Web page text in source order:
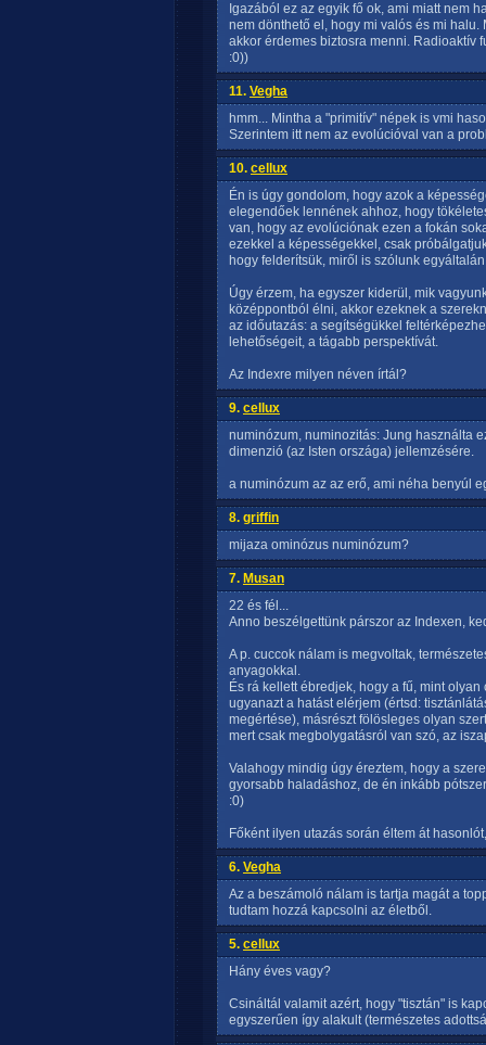
Igazából ez az egyik fő ok, ami miatt nem
nem dönthető el, hogy mi valós és mi
akkor érdemes biztosra menni. Radioaktív
:0))
11. Vegha
hmm... Mintha a "primitív" népek is vmi
Szerintem itt nem az evolúcióval van a
10. cellux
Én is úgy gondolom, hogy azok a
elegendőek lennének ahhoz, hogy
van, hogy az evolúciónak ezen a fokán
ezekkel a képességekkel, csak
hogy felderítsük, miről is szólunk
Úgy érzem, ha egyszer kiderül, mik
középpontból élni, akkor ezeknek a
az időutazás: a segítségükkel
lehetőségeit, a tágabb perspektívát.
Az Indexre milyen néven írtál?
9. cellux
numinózum, numinozitás: Jung használta
dimenzió (az Isten országa) jellemzésére.
a numinózum az az erő, ami néha benyúl
8. griffin
mijaza ominózus numinózum?
7. Musan
22 és fél...
Anno beszélgettünk párszor az Indexen,
A p. cuccok nálam is megvoltak,
anyagokkal.
És rá kellett ébredjek, hogy a fű, mint
ugyanazt a hatást elérjem (értsd:
megértése), másrészt fölösleges olyan
mert csak megbolygatásról van szó, az
Valahogy mindig úgy éreztem, hogy a
gyorsabb haladáshoz, de én inkább
:0)
Főként ilyen utazás során éltem át
6. Vegha
Az a beszámoló nálam is tartja magát a
tudtam hozzá kapcsolni az életből.
5. cellux
Hány éves vagy?
Csináltál valamit azért, hogy "tisztán" is
egyszerűen így alakult (természetes